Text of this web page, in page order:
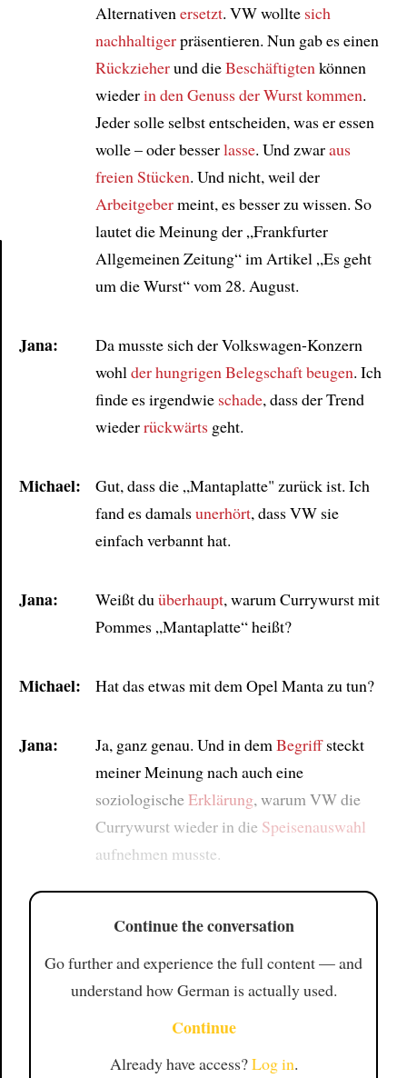
Alternativen ersetzt. VW wollte sich
nachhaltigerpräsentieren. Nun gab es einen
Rückzieherund dieBeschäftigten können
wiederin den Genuss der Wurst kommen.
Jeder solle selbst entscheiden, was er essen
wolle – oder besserlasse. Und zwaraus
freien Stücken. Und nicht, weil der
Arbeitgebermeint, es besser zu wissen. So
lautet die Meinung der „Frankfurter
Allgemeinen Zeitung“ im Artikel „Es geht
um die Wurst“ vom 28. August.
Jana:
Da musste sich der Volkswagen-Konzern
wohl der hungrigen Belegschaft beugen. Ich
finde es irgendwie schade, dass der Trend
wiederrückwärtsgeht.
Michael:
Gut, dass die „Mantaplatte" zurück ist. Ich
fand es damalsunerhört, dass VW sie
einfach verbannt hat.
Jana: Weißt du überhaupt, warum Currywurst mit
Pommes „Mantaplatte“ heißt?
Michael: Hat das etwas mit dem Opel Manta zu tun?
Jana: Ja, ganz genau. Und in dem Begriffsteckt
meiner Meinung nach auch eine
soziologischeErklärung, warum VW die
Currywurst wieder in die Speisenauswahl
aufnehmen musste.
Continue the conversation
Go further and experience the full content — and
understand how German is actually used.
Continue
Already have access?Log in.